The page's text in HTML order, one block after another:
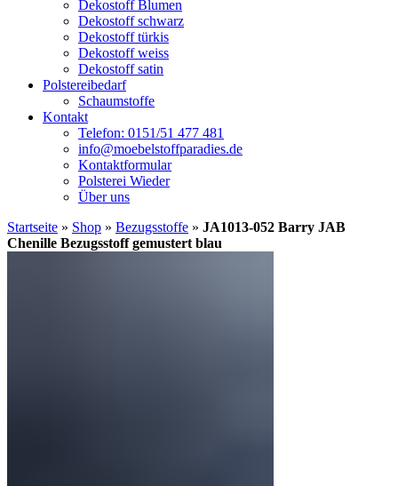
Dekostoff Blumen
Dekostoff schwarz
Dekostoff türkis
Dekostoff weiss
Dekostoff satin
Polstereibedarf
Schaumstoffe
Kontakt
Telefon: 0151/51 477 481
info@moebelstoffparadies.de
Kontaktformular
Polsterei Wieder
Über uns
Startseite » Shop » Bezugsstoffe » JA1013-052 Barry JAB
Chenille Bezugsstoff gemustert blau